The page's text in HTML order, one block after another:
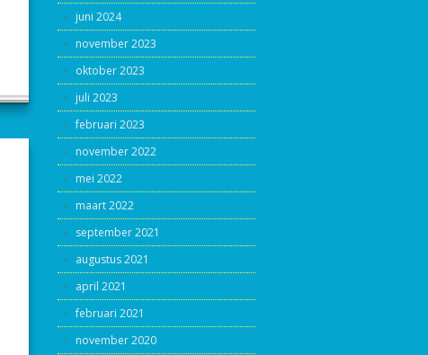
juni 2024
november 2023
oktober 2023
juli 2023
februari 2023
november 2022
mei 2022
maart 2022
september 2021
augustus 2021
april 2021
februari 2021
november 2020